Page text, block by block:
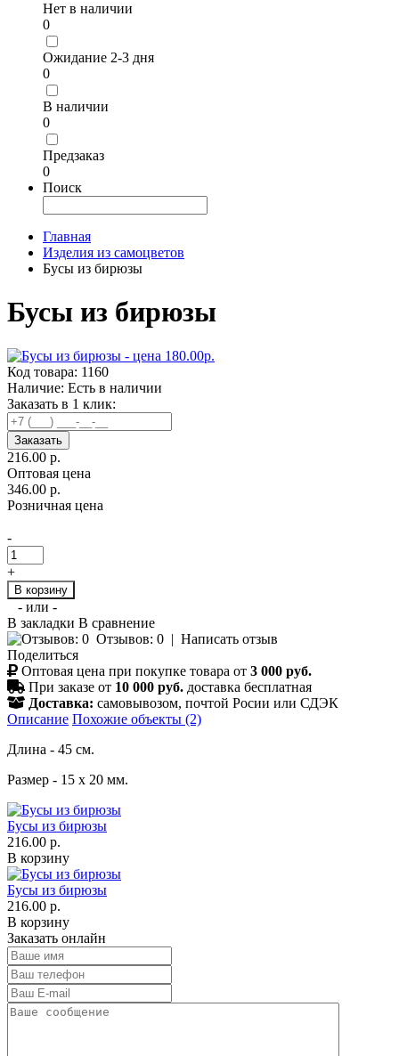
Нет в наличии
0
Ожидание 2-3 дня
0
В наличии
0
Предзаказ
0
Поиск
Главная
Изделия из самоцветов
Бусы из бирюзы
Бусы из бирюзы
Код товара: 1160
Наличие: Есть в наличии
Заказать в 1 клик:
Заказать
216.00 р.
Оптовая цена
346.00 р.
Розничная цена
-
+
В корзину
- или -
В закладки В сравнение
Отзывов: 0 | Написать отзыв
Поделиться
Оптовая цена при покупке товара от 3 000 руб.
При заказе от 10 000 руб. доставка бесплатная
Доставка: самовывозом, почтой Росии или СДЭК
Описание Похожие объекты (2)
Длина - 45 см.
Размер - 15 х 20 мм.
Бусы из бирюзы
216.00 р.
В корзину
Бусы из бирюзы
216.00 р.
В корзину
Заказать онлайн